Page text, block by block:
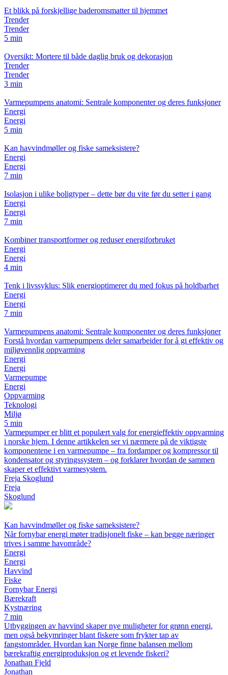
Et blikk på forskjellige baderomsmatter til hjemmet
Trender
Trender
5 min
Oversikt: Mortere til både daglig bruk og dekorasjon
Trender
Trender
3 min
Varmepumpens anatomi: Sentrale komponenter og deres funksjoner
Energi
Energi
5 min
Kan havvindmøller og fiske sameksistere?
Energi
Energi
7 min
Isolasjon i ulike boligtyper – dette bør du vite før du setter i gang
Energi
Energi
7 min
Kombiner transportformer og reduser energiforbruket
Energi
Energi
4 min
Tenk i livssyklus: Slik energioptimerer du med fokus på holdbarhet
Energi
Energi
7 min
Varmepumpens anatomi: Sentrale komponenter og deres funksjoner
Forstå hvordan varmepumpens deler samarbeider for å gi effektiv og
miljøvennlig oppvarming
Energi
Energi
Varmepumpe
Energi
Oppvarming
Teknologi
Miljø
5 min
Varmepumper er blitt et populært valg for energieffektiv oppvarming
i norske hjem. I denne artikkelen ser vi nærmere på de viktigste
komponentene i en varmepumpe – fra fordamper og kompressor til
kondensator og styringssystem – og forklarer hvordan de sammen
skaper et effektivt varmesystem.
Freja Skoglund
Freja
Skoglund
Kan havvindmøller og fiske sameksistere?
Når fornybar energi møter tradisjonelt fiske – kan begge næringer
trives i samme havområde?
Energi
Energi
Havvind
Fiske
Fornybar Energi
Bærekraft
Kystnæring
7 min
Utbyggingen av havvind skaper nye muligheter for grønn energi,
men også bekymringer blant fiskere som frykter tap av
fangstområder. Hvordan kan Norge finne balansen mellom
bærekraftig energiproduksjon og et levende fiskeri?
Jonathan Fjeld
Jonathan